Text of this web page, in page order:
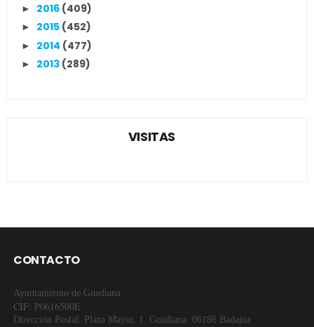
► 2016 (409)
► 2015 (452)
► 2014 (477)
► 2013 (289)
VISITAS
CONTACTO
Ayuntamiento de Guadiana
CIF: P0616500E
Dirección Postal: Plaza Mayor, 1. Guadiana. 06186 Badajoz